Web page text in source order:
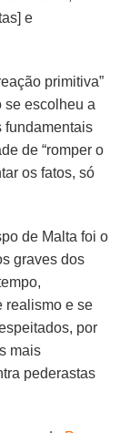
e
primitiva”
se escolheu a
fundamentais
de “romper o
os fatos, só
de Malta foi o
graves dos
realismo e se
por
mais
pederastas